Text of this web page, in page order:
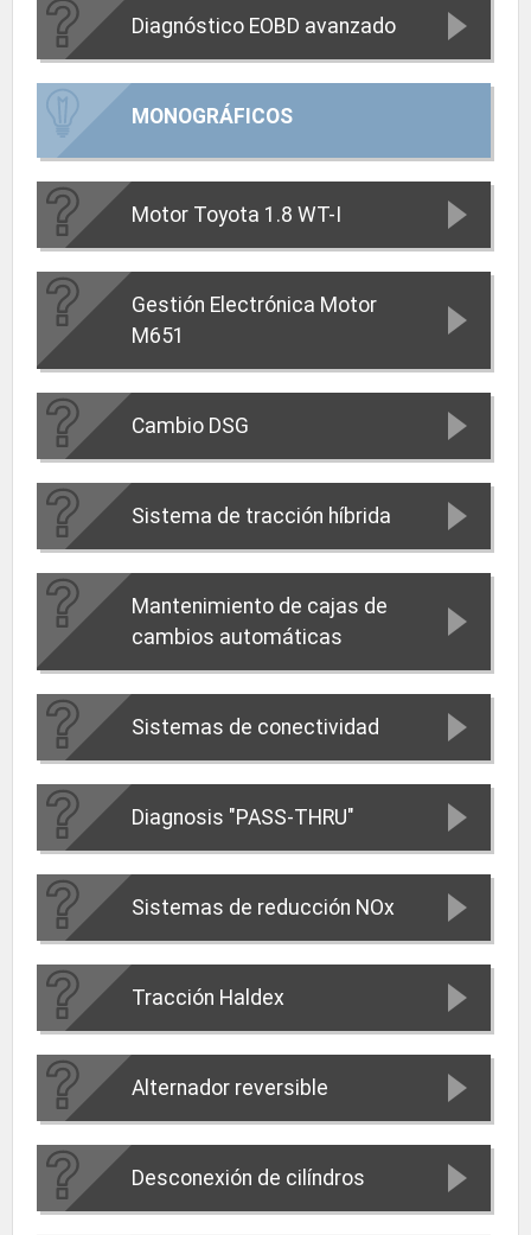
Diagnóstico EOBD avanzado
MONOGRÁFICOS
Motor Toyota 1.8 WT-I
Gestión Electrónica Motor
M651
Cambio DSG
Sistema de tracción híbrida
Mantenimiento de cajas de
cambios automáticas
Sistemas de conectividad
Diagnosis "PASS-THRU"
Sistemas de reducción NOx
Tracción Haldex
Alternador reversible
Desconexión de cilíndros